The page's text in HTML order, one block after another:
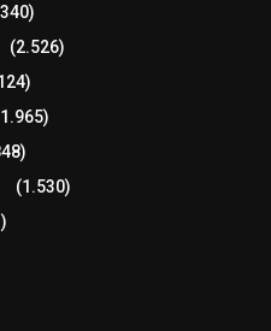
(2.526)
(1.530)